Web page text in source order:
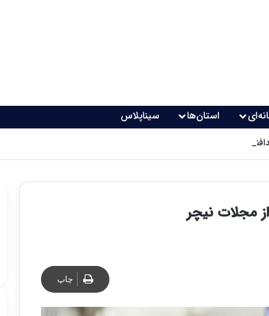
استان‌ها سیناپلاس
چگونه کار می کنند؟
مجلات نیچر
چاپ